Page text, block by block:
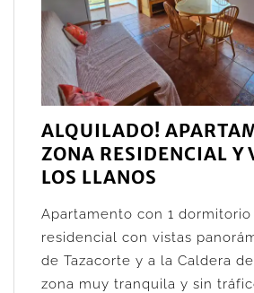
ALQUILADO!
ZONA RESIDENCIAL Y
LOS LLANOS
Apartamento con 1 dormitorio
residencial con vistas
de Tazacorte y a la Caldera
zona muy tranquila y sin